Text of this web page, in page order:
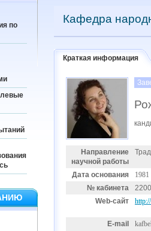
по
Кафедра
Краткая информация
Направление
научной работы
Дата основания
1981
№ кабинета
Web-сайт
E-mail